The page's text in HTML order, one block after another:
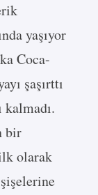
yaşıyor
Coca-
şaşırttı
kalmadı.
bir
olarak